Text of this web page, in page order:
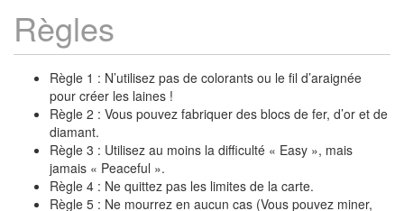
Règles
Règle 1 : N’utilisez pas de colorants ou le fil d’araignée
pour créer les laines !
Règle 2 : Vous pouvez fabriquer des blocs de fer, d’or et de
diamant.
Règle 3 : Utilisez au moins la difficulté « Easy », mais
jamais « Peaceful ».
Règle 4 : Ne quittez pas les limites de la carte.
Règle 5 : Ne mourrez en aucun cas (Vous pouvez miner,